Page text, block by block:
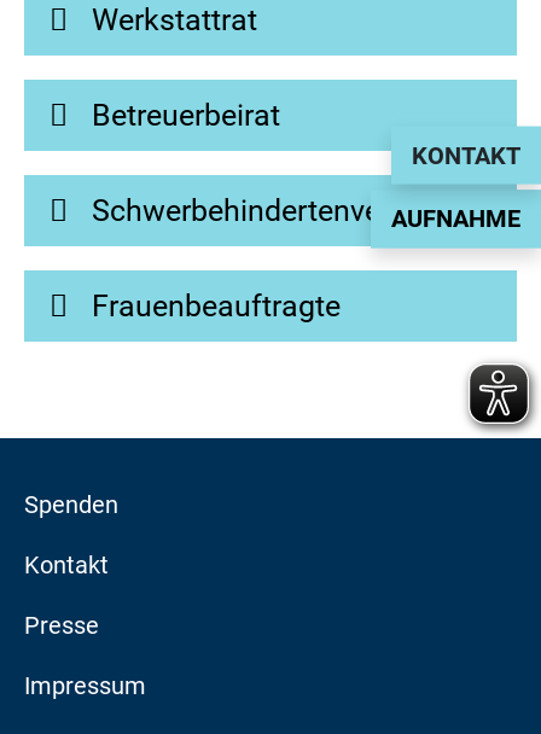
Werkstattrat
Betreuerbeirat
Schwerbehindertenvertretung
Frauenbeauftragte
KONTAKT
AUFNAHME
Spenden
Kontakt
Presse
Impressum